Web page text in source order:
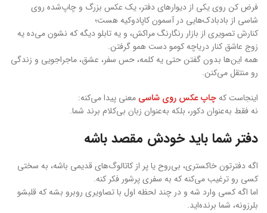
فرض کن روی یکی از دیوارهای دفتر، یک عکس بزرگ و چاپ‌شده روی
شاسی از بادبادک‌هایی در آسمون کاپادوکیه هست؛
کنارش تصویری از بازار رنگارنگ مراکش، و یه تابلو دیگه که نشون می‌ده یه
زوج عاشق کنار دریاچه کومو دست همو گرفتن.
همه این‌ها بدون گفتن حتی یه کلمه، حس سفر، عشق، ماجراجویی و زندگی
رو منتقل می‌کنن.
اینجاست کهچاپ عکس روی شاسی معنی پیدا می‌کنه:
نه فقط به‌عنوان دکور، بلکه به‌عنوان زبان بی‌کلام برند شما.
دفتر شما باید خودش مقصد باشه
اگه دفترتون خاکستری، بی‌روح یا پر از کاتالوگ‌های قدیمی باشه، به سختی
کسی رو ترغیب می‌کنه که به سفری پرشور فکر کنه.
اما اگه کسی وارد شه و در چند لحظه اول با تصاویری روبرو بشه که قلبشو
بلرزونه، شما برنده‌اید.